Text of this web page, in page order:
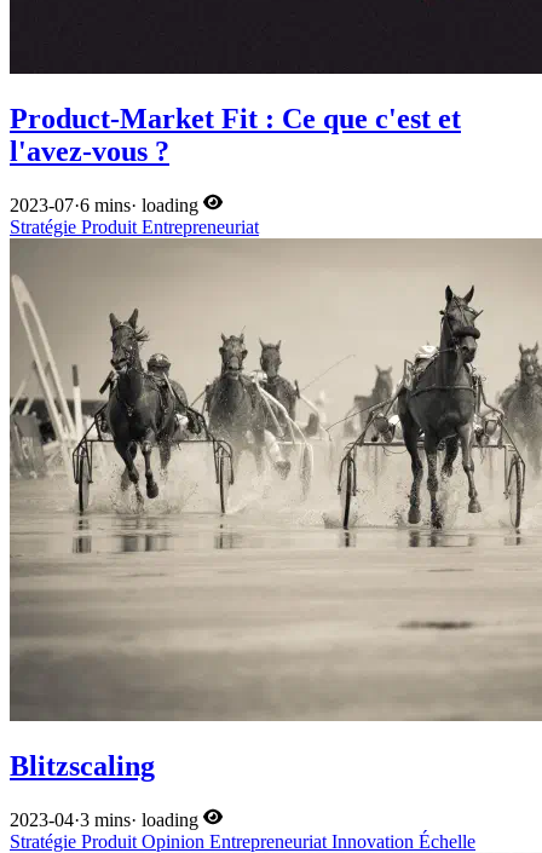
Product-Market Fit : Ce que c'est et
l'avez-vous ?
2023-07·6 mins· loading
Stratégie Produit Entrepreneuriat
Blitzscaling
2023-04·3 mins· loading
Stratégie Produit Opinion Entrepreneuriat Innovation Échelle